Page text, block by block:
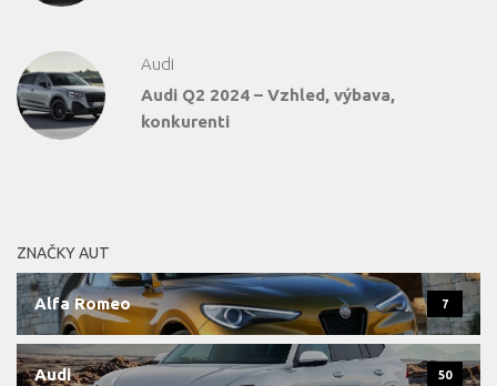
Audi
Audi Q2 2024 – Vzhled, výbava,
konkurenti
ZNAČKY AUT
Alfa Romeo 7
Audi 50